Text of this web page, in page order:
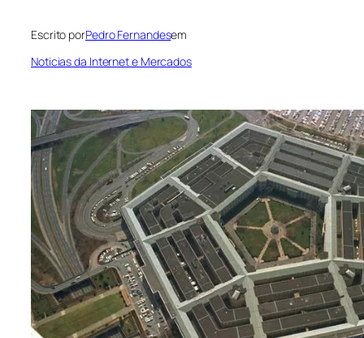
Escrito porPedro Fernandesem
Noticias da Internet e Mercados